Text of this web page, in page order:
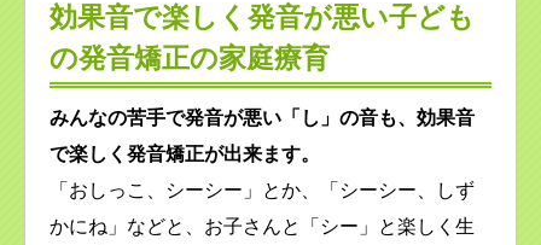
効果音で楽しく発音が悪い子ども
の発音矯正の家庭療育
みんなの苦手で発音が悪い「し」の音も、効果音
で楽しく発音矯正が出来ます。
「おしっこ、シーシー」とか、「シーシー、しず
かにね」などと、お子さんと「シー」と楽しく生